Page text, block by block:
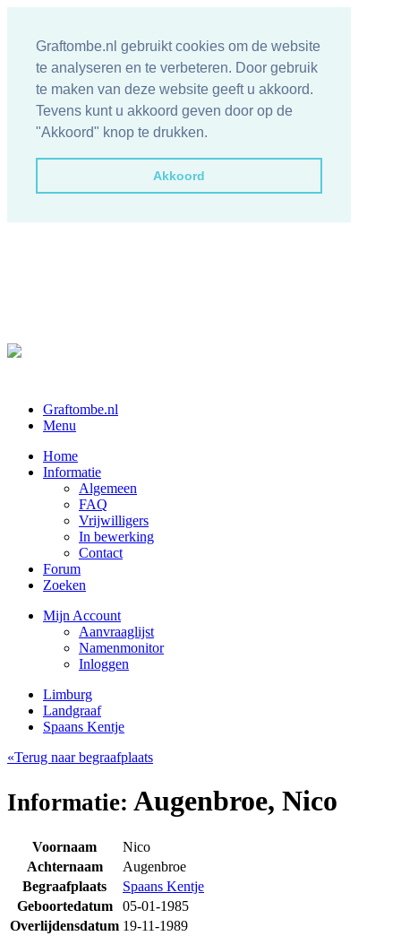
Graftombe.nl gebruikt cookies om de website
te analyseren en te verbeteren. Door gebruik
te maken van deze website geeft u akkoord.
Tevens kunt u akkoord geven door op de
"Akkoord" knop te drukken.
Akkoord
Graftombe.nl
Menu
Home
Informatie
Algemeen
FAQ
Vrijwilligers
In bewerking
Contact
Forum
Zoeken
Mijn Account
Aanvraaglijst
Namenmonitor
Inloggen
Limburg
Landgraaf
Spaans Kentje
«Terug naar begraafplaats
Informatie: Augenbroe, Nico
Voornaam
Nico
Achternaam
Augenbroe
Begraafplaats
Spaans Kentje
Geboortedatum
05-01-1985
Overlijdensdatum 19-11-1989